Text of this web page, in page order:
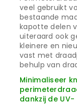
veel gebruikt
bestaande
kapotte delen
uiteraard ook
kleinere en
vast met
behulp van
Minimaliseer
dankzij de